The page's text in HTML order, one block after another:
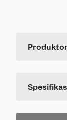
45°. Den
Og den